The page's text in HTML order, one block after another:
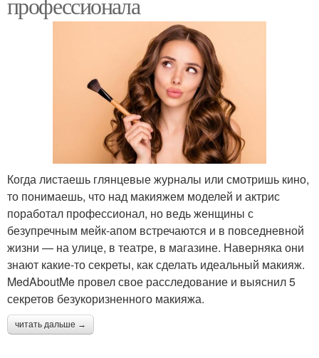
Когда листаешь глянцевые журналы или смотришь кино,
то понимаешь, что над макияжем моделей и актрис
поработал профессионал, но ведь женщины с
безупречным мейк-апом встречаются и в повседневной
жизни — на улице, в театре, в магазине. Наверняка они
знают какие-то секреты, как сделать идеальный макияж.
MedAboutMe провел свое расследование и выяснил 5
секретов безукоризненного макияжа.
читать дальше →